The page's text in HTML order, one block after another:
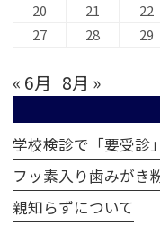
20
21 22
27
28 29
« 6月 8月 »
学校検診で「要受診
フッ素入り歯みがき
親知らずについて